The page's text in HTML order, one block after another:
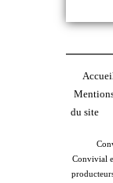
du site
Convivial